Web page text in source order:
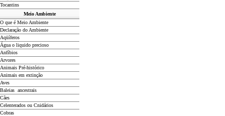
Tocantins
Meio Ambiente
O que é Meio Ambiente
Declaração do Ambiente
Aqüíferos
Água o liquido precioso
Anfíbios
Arvores
Animais Pré-histórico
Animais em extinção
Aves
Baleias ancestrais
Cães
Celenterados ou Cnidários
Cobras